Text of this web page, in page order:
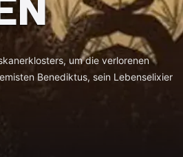
um die verlorenen
Benediktus, sein Lebenselixier